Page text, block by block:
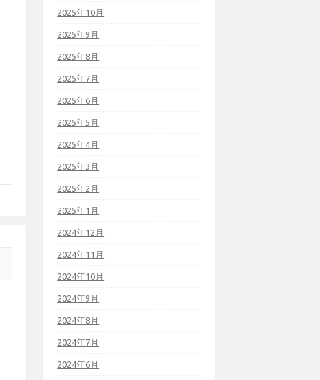
2025年10月
2025年9月
2025年8月
2025年7月
2025年6月
2025年5月
2025年4月
2025年3月
2025年2月
2025年1月
2024年12月
2024年11月
2024年10月
2024年9月
2024年8月
2024年7月
2024年6月